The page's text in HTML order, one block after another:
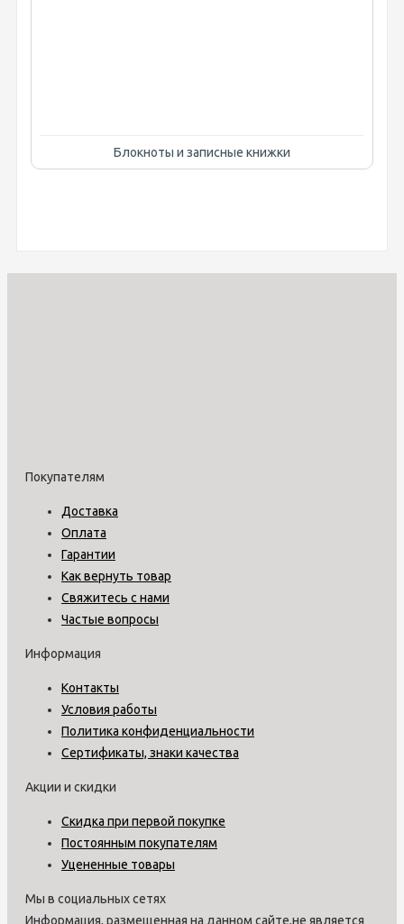
Блокноты и записные книжки
Покупателям
Доставка
Оплата
Гарантии
Как вернуть товар
Свяжитесь с нами
Частые вопросы
Информация
Контакты
Условия работы
Политика конфиденциальности
Сертификаты, знаки качества
Акции и скидки
Скидка при первой покупке
Постоянным покупателям
Уцененные товары
Мы в социальных сетях
Информация, размещенная на данном сайте,не является